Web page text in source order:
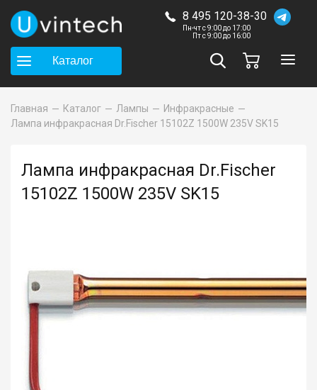
8 495 120-38-30
Пн-чт с 9:00 до 17:00
Пт с 9:00 до 16:00
Каталог
Главная Каталог Лампы
Инфракрасные
Лампа инфракрасная Dr.Fischer 15102Z 1500W 235V SK15
Лампа инфракрасная Dr.Fischer
15102Z 1500W 235V SK15